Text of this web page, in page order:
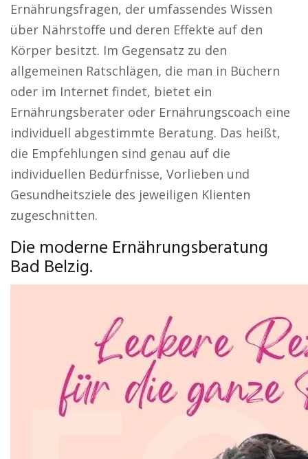
Ernährungsfragen, der umfassendes Wissen
über Nährstoffe und deren Effekte auf den
Körper besitzt. Im Gegensatz zu den
allgemeinen Ratschlägen, die man in Büchern
oder im Internet findet, bietet ein
Ernährungsberater oder Ernährungscoach eine
individuell abgestimmte Beratung. Das heißt,
die Empfehlungen sind genau auf die
individuellen Bedürfnisse, Vorlieben und
Gesundheitsziele des jeweiligen Klienten
zugeschnitten.
Die moderne Ernährungsberatung
Bad Belzig.